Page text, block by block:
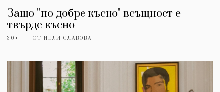
Защо ''по-добре късно" всъщност е
твърде късно
30+ ОТ НЕЛИ СЛАВОВА